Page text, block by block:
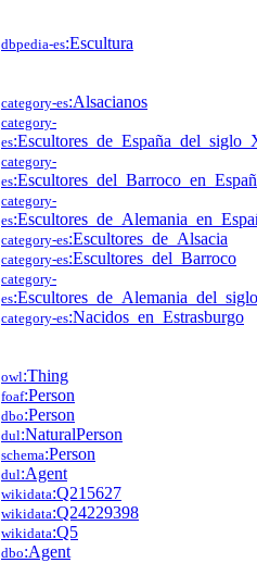
dbpedia-es:Escultura
category-es:Alsacianos
category-
es
category-
es
category-
es
category-es:Escultores_de_Alsacia
category-es:Escultores_del_Barroco
category-
es
category-es:Nacidos_en_Estrasburgo
owl:Thing
foaf:Person
dbo:Person
dul:NaturalPerson
schema:Person
dul:Agent
wikidata:Q215627
wikidata:Q24229398
wikidata:Q5
dbo:Agent